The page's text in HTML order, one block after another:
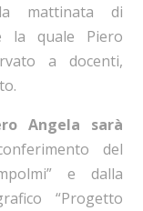
mattinata di
la quale Piero
a docenti,
Angela sarà
del
e dalla
“Progetto